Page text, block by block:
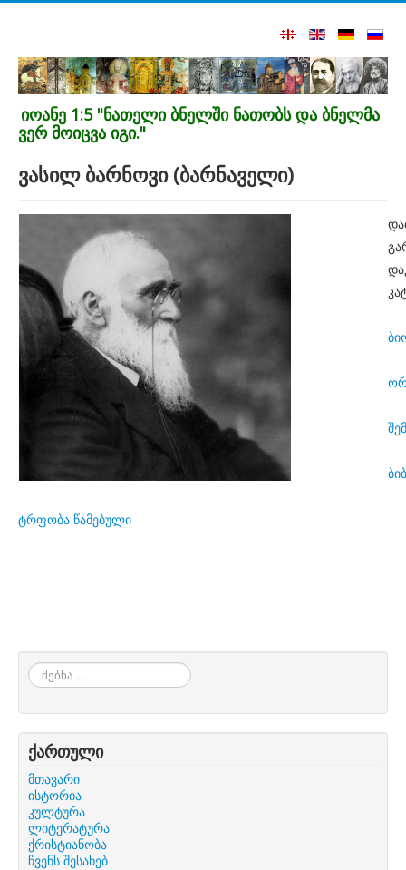
იოანე 1:5 "ნათელი ბნელში ნათობს და ბნელმა
ვერ მოიცვა იგი."
ვასილ ბარნოვი (ბარნაველი)
ტრფობა წამებული
ძებნა
...
ქართული
მთავარი
ისტორია
კულტურა
ლიტერატურა
ქრისტიანობა
ჩვენს შესახებ